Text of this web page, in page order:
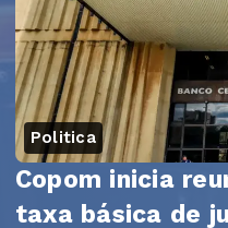
Politica
Copom inicia
taxa básica de